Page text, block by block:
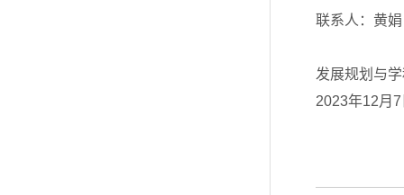
联系人：黄
发展规划与
2023年12月7